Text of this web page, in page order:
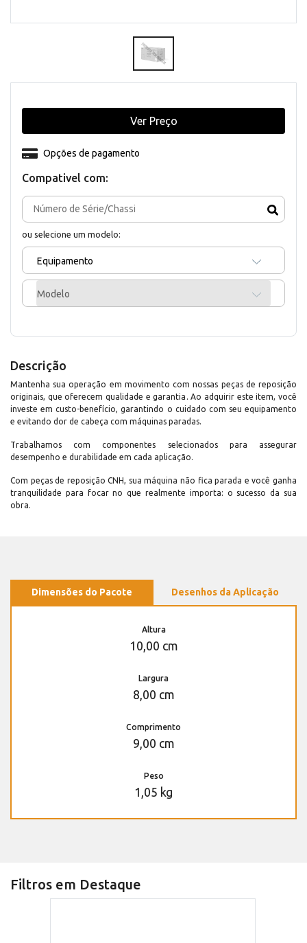
Compativel com:
ou selecione um modelo:
Equipamento
Modelo
Opções de pagamento
Ver Preço
Descrição
Mantenha sua operação em movimento com nossas peças de reposição
originais, que oferecem qualidade e garantia. Ao adquirir este item, você
investe em custo-benefício, garantindo o cuidado com seu equipamento
e evitando dor de cabeça com máquinas paradas.
Trabalhamos com componentes selecionados para assegurar
desempenho e durabilidade em cada aplicação.
Com peças de reposição CNH, sua máquina não fica parada e você ganha
tranquilidade para focar no que realmente importa: o sucesso da sua
obra.
Dimensões do Pacote Desenhos da Aplicação
Altura
10,00 cm
Largura
8,00 cm
Comprimento
9,00 cm
Peso
1,05 kg
Filtros em Destaque